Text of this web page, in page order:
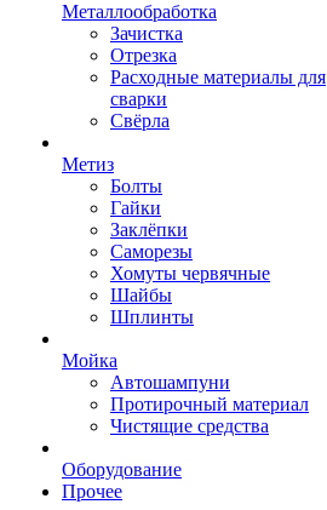
Металлообработка
Зачистка
Отрезка
Расходные материалы для
сварки
Свёрла
Метиз
Болты
Гайки
Заклёпки
Саморезы
Хомуты червячные
Шайбы
Шплинты
Мойка
Автошампуни
Протирочный материал
Чистящие средства
Оборудование
Прочее